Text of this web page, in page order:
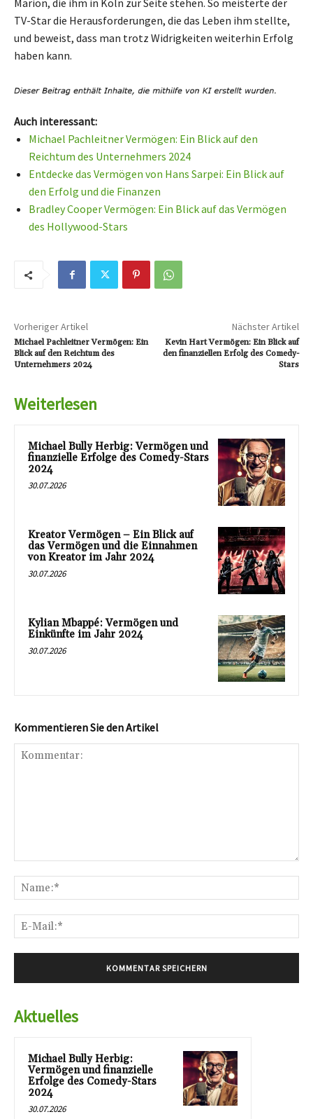
TV-Star die Herausforderungen, die das Leben ihm stellte,
und beweist, dass man trotz Widrigkeiten weiterhin Erfolg
haben kann.
Auch interessant:
Michael Pachleitner Vermögen: Ein Blick auf den
Reichtum des Unternehmers 2024
Entdecke das Vermögen von Hans Sarpei: Ein Blick auf
den Erfolg und die Finanzen
Bradley Cooper Vermögen: Ein Blick auf das Vermögen
des Hollywood-Stars
Vorheriger Artikel
Michael Pachleitner Vermögen: Ein
Blick auf den Reichtum des
Unternehmers 2024
Nächster Artikel
Kevin Hart Vermögen: Ein Blick auf
den finanziellen Erfolg des Comedy-
Stars
Weiterlesen
Michael Bully Herbig: Vermögen und
finanzielle Erfolge des Comedy-Stars
2024
30.07.2026
Kreator Vermögen – Ein Blick auf
das Vermögen und die Einnahmen
von Kreator im Jahr 2024
30.07.2026
Kylian Mbappé: Vermögen und
Einkünfte im Jahr 2024
30.07.2026
Kommentieren Sie den Artikel
Aktuelles
Michael Bully Herbig:
Vermögen und finanzielle
Erfolge des Comedy-Stars
2024
30.07.2026